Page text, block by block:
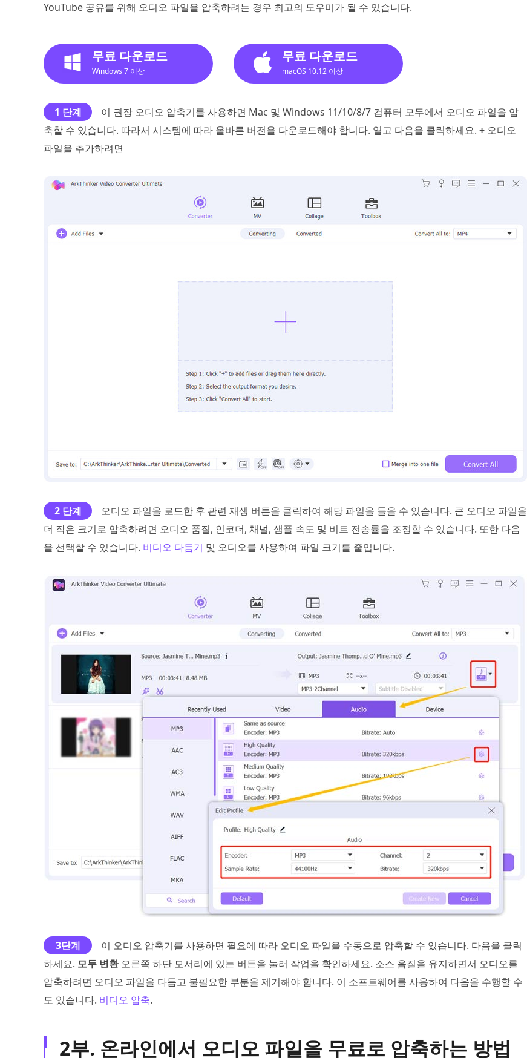
YouTube 공유를 위해 오디오 파일을 압축하려는 경우 최고의 도우미가 될 수 있습니다.
무료 다운로드
Windows 7 이상
무료 다운로드
macOS 10.12 이상
1 단계
이 권장 오디오 압축기를 사용하면 Mac 및 Windows 11/10/8/7 컴퓨터 모두에서 오디오 파일을 압
축할 수 있습니다. 따라서 시스템에 따라 올바른 버전을 다운로드해야 합니다. 열고 다음을 클릭하세요. + 오디오
파일을 추가하려면
2 단계
오디오 파일을 로드한 후 관련 재생 버튼을 클릭하여 해당 파일을 들을 수 있습니다. 큰 오디오 파일을
더 작은 크기로 압축하려면 오디오 품질, 인코더, 채널, 샘플 속도 및 비트 전송률을 조정할 수 있습니다. 또한 다음
을 선택할 수 있습니다. 비디오 다듬기 및 오디오를 사용하여 파일 크기를 줄입니다.
3단계
이 오디오 압축기를 사용하면 필요에 따라 오디오 파일을 수동으로 압축할 수 있습니다. 다음을 클릭
하세요. 모두 변환오른쪽 하단 모서리에 있는 버튼을 눌러 작업을 확인하세요. 소스 음질을 유지하면서 오디오를
압축하려면 오디오 파일을 다듬고 불필요한 부분을 제거해야 합니다. 이 소프트웨어를 사용하여 다음을 수행할 수
도 있습니다. 비디오 압축.
2부. 온라인에서 오디오 파일을 무료로 압축하는 방법